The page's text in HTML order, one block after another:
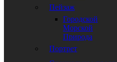
Пейзаж
Городской
Морской
Природа
Портрет